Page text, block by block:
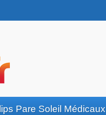
Pare Soleil Médicaux